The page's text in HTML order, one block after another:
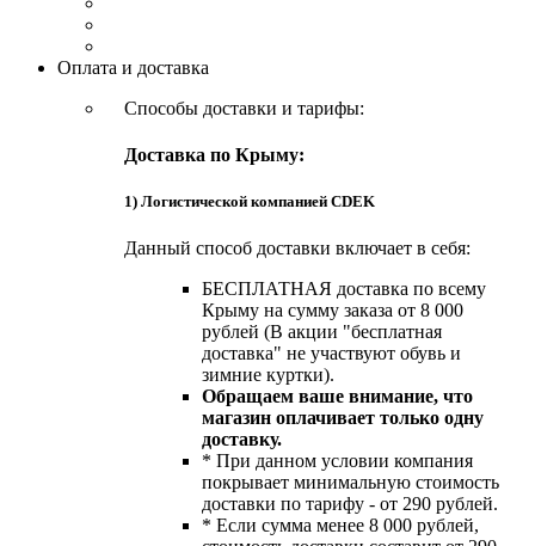
Оплата и доставка
Способы доставки и тарифы:
Доставка по Крыму:
1) Логистической компанией CDEK
Данный способ доставки включает в себя:
БЕСПЛАТНАЯ доставка по всему
Крыму на сумму заказа от 8 000
рублей (В акции "бесплатная
доставка" не участвуют обувь и
зимние куртки).
Обращаем ваше внимание, что
магазин оплачивает только одну
доставку.
* При данном условии компания
покрывает минимальную стоимость
доставки по тарифу - от 290 рублей.
* Если сумма менее 8 000 рублей,